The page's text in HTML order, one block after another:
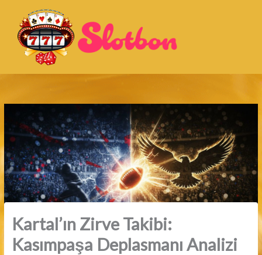
Kartal’ın Zirve Takibi:
Kasımpaşa Deplasmanı Analizi